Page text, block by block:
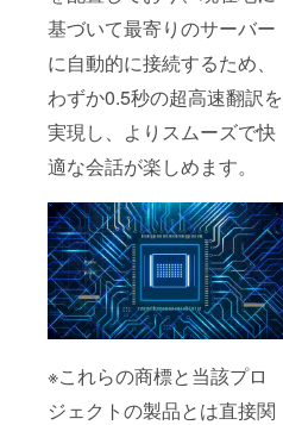
基づいて最寄りのサーバー
に自動的に接続するため、
わずか0.5秒の超高速翻訳を
実現し、よりスムーズで快
適な会話が楽しめます。
※これらの商標と当該プロ
ジェクトの製品とは直接関